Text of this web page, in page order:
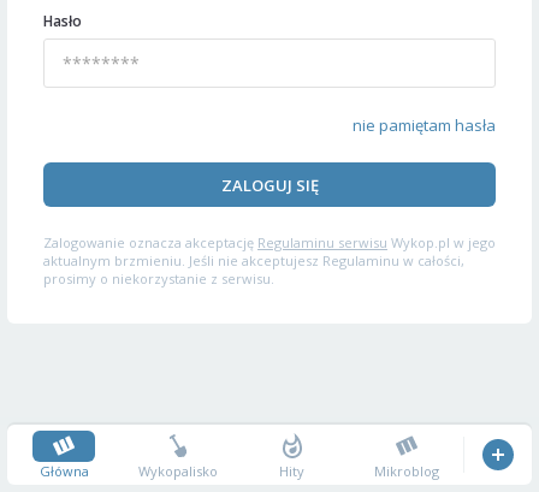
Hasło
nie pamiętam hasła
ZALOGUJ SIĘ
Zalogowanie oznacza akceptację Regulaminu serwisu Wykop.pl w jego
aktualnym brzmieniu. Jeśli nie akceptujesz Regulaminu w całości,
prosimy o niekorzystanie z serwisu.
Główna Wykopalisko Hity Mikroblog